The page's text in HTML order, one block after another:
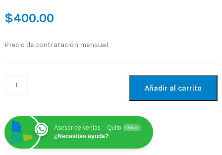
$400.00
Precio de contratación mensual.
Añadir al carrito
Asesor de ventas – Quito Online
¿Necesitas ayuda?